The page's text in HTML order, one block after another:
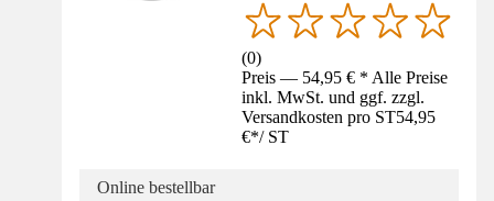
(0)
Preis — 54,95 € * Alle Preise
inkl. MwSt. und ggf. zzgl.
Versandkosten pro ST54,95
€*/ ST
Online bestellbar